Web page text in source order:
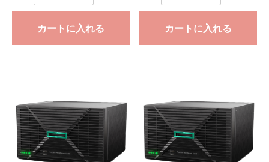
カートに入れる カートに入れる